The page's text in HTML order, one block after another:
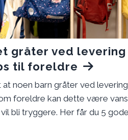
gråter ved levering
til foreldre
noen barn gråter ved
foreldre kan dette være
bli tryggere. Her får du 5